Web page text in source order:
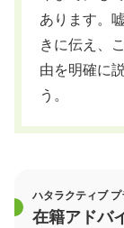
あります。
きに伝え、
由を明確に
う。
ハタラクティブ プ
在籍アドバ